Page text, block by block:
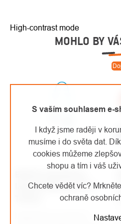
S vaším souhlasem e-
I když jsme raději v
musíme i do světa dat.
cookies můžeme
shopu a tím i váš
Chcete vědět víc?
ochraně
High-contrast mode
MOHLO BY
lanyard Extreme XP II